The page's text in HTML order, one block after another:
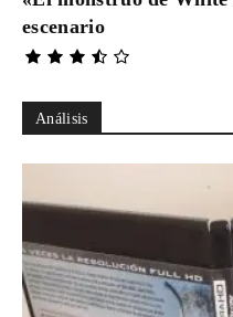
escenario
Análisis